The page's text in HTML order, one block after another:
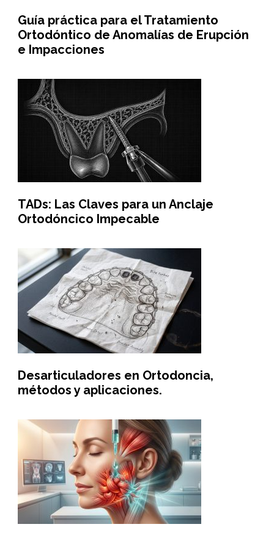
Guía práctica para el Tratamiento
Ortodóntico de Anomalías de Erupción
e Impacciones
TADs: Las Claves para un Anclaje
Ortodóncico Impecable
Desarticuladores en Ortodoncia,
métodos y aplicaciones.